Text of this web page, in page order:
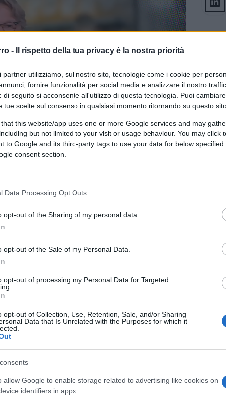
- Il rispetto della tua privacy è la nostra priorità
partner utilizziamo, sul nostro sito, tecnologie come i cookie per
fornire funzionalità per social media e analizzare il nostro
di seguito si acconsente all'utilizzo di questa tecnologia. Puoi
tue scelte sul consenso in qualsiasi momento ritornando su questo sito
that this website/app uses one or more Google services and may
but not limited to your visit or usage behaviour. You may click
to Google and its third-party tags to use your data for below specified
consent section.
Data Processing Opt Outs
opt-out of the Sharing of my personal data.
opt-out of the Sale of my Personal Data.
opt-out of processing my Personal Data for Targeted
opt-out of Collection, Use, Retention, Sale, and/or Sharing
Data that Is Unrelated with the Purposes for which it
allow Google to enable storage related to advertising like cookies on
identifiers in apps.
in Consiglio dei Ministri si parla di
su uno spot.
che racconta una storia e che però
da ridere ma in realtà c’è poco da
per poco, però stavolta si sono
del Consiglio Meloni ha detto che le è
Evidentemente questa frase non è
spot su una bambina che dà una pesca
o divorziata.
non fluidi, aperti, alti, bassi, insomma
aBersani. L’ex segretario
mettere in mezzo “la sofferenza